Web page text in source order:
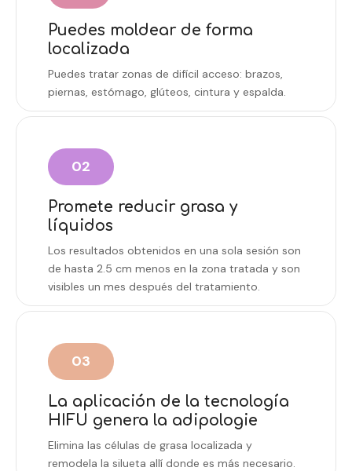
Puedes moldear de forma
localizada
Puedes tratar zonas de difícil acceso: brazos,
piernas, estómago, glúteos, cintura y espalda.
02
Promete reducir grasa y
líquidos
Los resultados obtenidos en una sola sesión son
de hasta 2.5 cm menos en la zona tratada y son
visibles un mes después del tratamiento.
03
La aplicación de la tecnología
HIFU genera la adipologie
Elimina las células de grasa localizada y
remodela la silueta allí donde es más necesario.